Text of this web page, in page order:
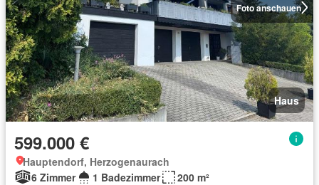
Foto anschauen
Haus
599.000 €
Hauptendorf, Herzogenaurach
6 Zimmer
1 Badezimmer 200 m²